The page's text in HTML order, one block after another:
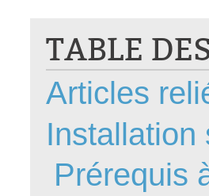
TABLE
Articles
Prérequis